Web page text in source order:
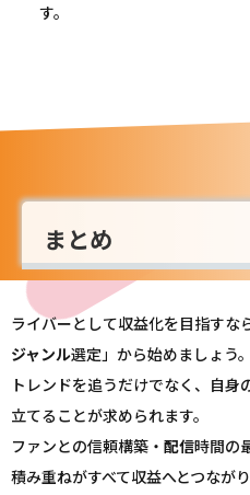
す。
まとめ
ライバーとして収益化を目指すな
ジャンル選定」から始めましょう。
トレンドを追うだけでなく、自身
立てることが求められます。
ファンとの信頼構築・ 配信時間の
積み重ねがすべて収益へとつながり